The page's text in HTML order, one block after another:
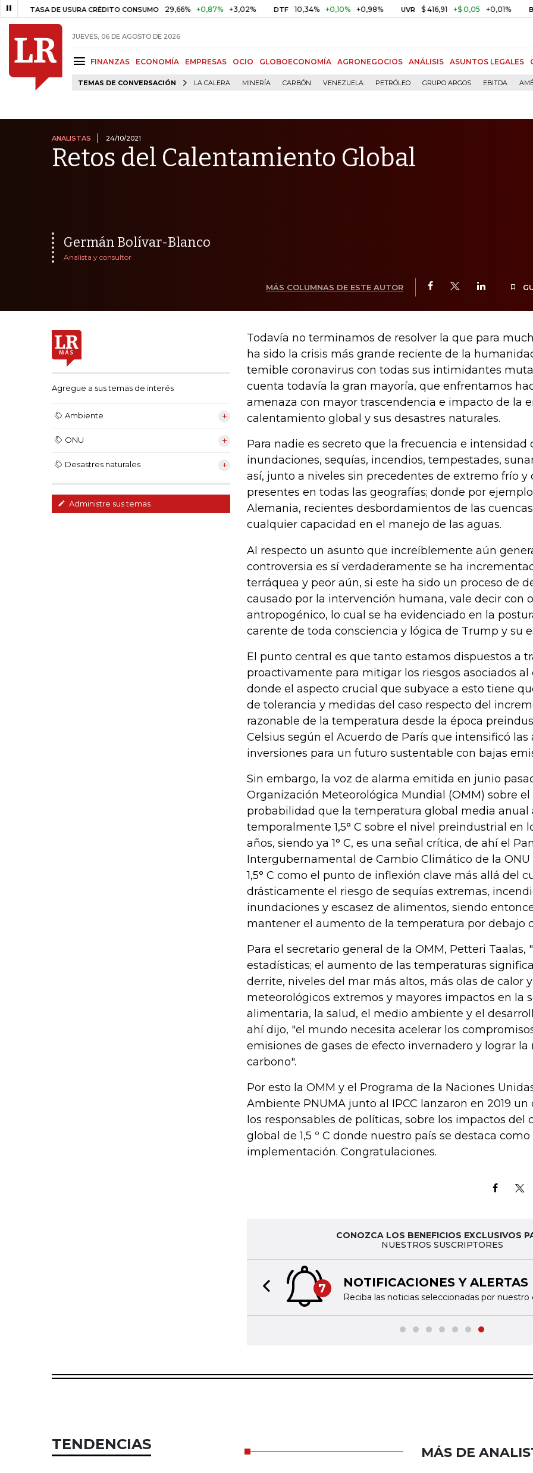
DE USURA CRÉDITO CONSUMO 29,66% +0,87% +3,02% DTF 10,34% +0,10% +0,98% UVR $ 416,91 +$ 0,05 +0,01% BITCOIN
JUEVES, 06 DE AGOSTO DE 2026
FINANZAS ECONOMÍA EMPRESAS OCIO GLOBOECONOMÍA AGRONEGOCIOS ANÁLISIS ASUNTOS LEGALES
TEMAS DE CONVERSACIÓN LA CALERA MINERÍA CARBÓN VENEZUELA PETRÓLEO GRUPO ARGOS EBITDA
ANALISTAS 24/10/2021
Retos del Calentamiento Global
Germán Bolívar-Blanco
Analista y consultor
MÁS COLUMNAS DE ESTE AUTOR
Agregue a sus temas de interés
Ambiente
ONU
Desastres naturales
Administre sus temas
Todavía no terminamos de resolver la que para
ha sido la crisis más grande reciente de la
temible coronavirus con todas sus intimidantes
cuenta todavía la gran mayoría, que enfrentamos
amenaza con mayor trascendencia e impacto de la
calentamiento global y sus desastres naturales.
Para nadie es secreto que la frecuencia e intensidad
inundaciones, sequías, incendios, tempestades,
así, junto a niveles sin precedentes de extremo frío y
presentes en todas las geografías; donde por
Alemania, recientes desbordamientos de las
cualquier capacidad en el manejo de las aguas.
Al respecto un asunto que increíblemente aún
controversia es sí verdaderamente se ha
terráquea y peor aún, si este ha sido un proceso de
causado por la intervención humana, vale decir con
antropogénico, lo cual se ha evidenciado en la
carente de toda consciencia y lógica de Trump y su
El punto central es que tanto estamos dispuestos a
proactivamente para mitigar los riesgos asociados
donde el aspecto crucial que subyace a esto tiene
de tolerancia y medidas del caso respecto del
razonable de la temperatura desde la época
Celsius según el Acuerdo de París que intensificó las
inversiones para un futuro sustentable con bajas
Sin embargo, la voz de alarma emitida en junio
Organización Meteorológica Mundial (OMM) sobre el
probabilidad que la temperatura global media anual
temporalmente 1,5° C sobre el nivel preindustrial en
años, siendo ya 1° C, es una señal crítica, de ahí el
Intergubernamental de Cambio Climático de la ONU
1,5° C como el punto de inflexión clave más allá del
drásticamente el riesgo de sequías extremas,
inundaciones y escasez de alimentos, siendo
mantener el aumento de la temperatura por debajo
Para el secretario general de la OMM, Petteri Taalas,
estadísticas; el aumento de las temperaturas
derrite, niveles del mar más altos, más olas de calor
meteorológicos extremos y mayores impactos en la
alimentaria, la salud, el medio ambiente y el
ahí dijo, "el mundo necesita acelerar los
emisiones de gases de efecto invernadero y lograr
carbono".
Por esto la OMM y el Programa de la Naciones
Ambiente PNUMA junto al IPCC lanzaron en 2019
los responsables de políticas, sobre los impactos del
global de 1,5 º C donde nuestro país se destaca
implementación. Congratulaciones.
CONOZCA LOS BENEFICIOS EXCLUSIVOS
NUESTROS SUSCRIPTORES
7 NOTIFICACIONES Y ALERTAS
Reciba las noticias seleccionadas por
Previous slide
TENDENCIAS MÁS DE